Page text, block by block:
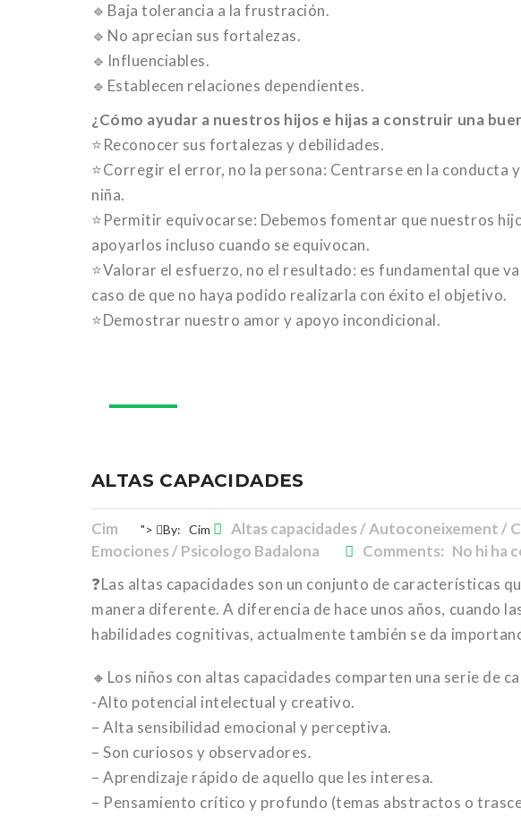
🔹Baja tolerancia a la frustración.
🔹No aprecian sus fortalezas.
🔹Influenciables.
🔹Establecen relaciones dependientes.
¿Cómo ayudar a nuestros hijos e hijas a construir una
⭐Reconocer sus fortalezas y debilidades.
⭐Corregir el error, no la persona: Centrarse en la conducta
niña.
⭐Permitir equivocarse: Debemos fomentar que nuestros
apoyarlos incluso cuando se equivocan.
⭐Valorar el esfuerzo, no el resultado: es fundamental que
caso de que no haya podido realizarla con éxito el objetivo.
⭐Demostrar nuestro amor y apoyo incondicional.
ALTAS CAPACIDADES
Cim "> By: Cim
Altas capacidades / Autoconeixement /
Emociones / Psicologo Badalona
Comments: No hi ha
❓Las altas capacidades son un conjunto de características
manera diferente. A diferencia de hace unos años, cuando
habilidades cognitivas, actualmente también se da
🔸Los niños con altas capacidades comparten una serie de
-Alto potencial intelectual y creativo.
– Alta sensibilidad emocional y perceptiva.
– Son curiosos y observadores.
– Aprendizaje rápido de aquello que les interesa.
– Pensamiento crítico y profundo (temas abstractos o